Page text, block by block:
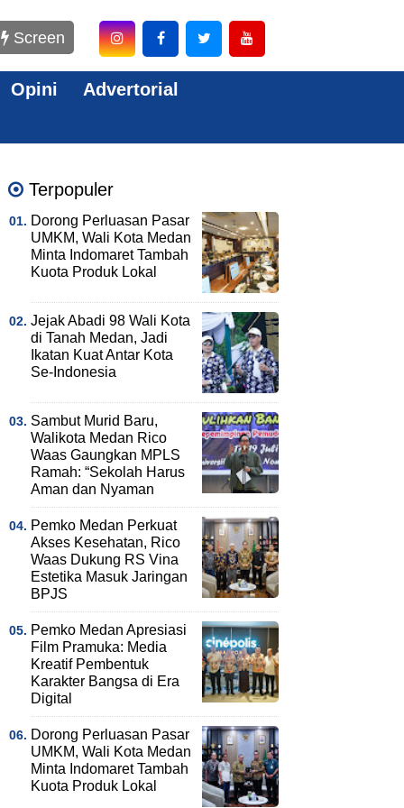
Screen
Opini Advertorial
Terpopuler
Dorong Perluasan Pasar
UMKM, Wali Kota Medan
Minta Indomaret Tambah
Kuota Produk Lokal
Jejak Abadi 98 Wali Kota
di Tanah Medan, Jadi
Ikatan Kuat Antar Kota
Se-Indonesia
Sambut Murid Baru,
Walikota Medan Rico
Waas Gaungkan MPLS
Ramah: “Sekolah Harus
Aman dan Nyaman
Pemko Medan Perkuat
Akses Kesehatan, Rico
Waas Dukung RS Vina
Estetika Masuk Jaringan
BPJS
Pemko Medan Apresiasi
Film Pramuka: Media
Kreatif Pembentuk
Karakter Bangsa di Era
Digital
Dorong Perluasan Pasar
UMKM, Wali Kota Medan
Minta Indomaret Tambah
Kuota Produk Lokal